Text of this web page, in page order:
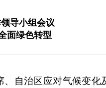
导小组会议
面绿色转型
自治区应对气候变化